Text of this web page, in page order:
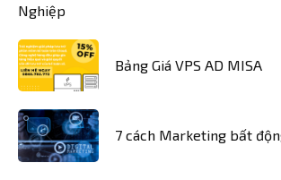
Bảng Giá VPS AD MISA
7 cách Marketing bất